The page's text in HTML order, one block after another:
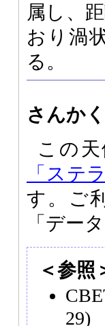
属し、
おり渦
る。
さんか
この
「ステ
す。ご
「デー
＜参照
29)